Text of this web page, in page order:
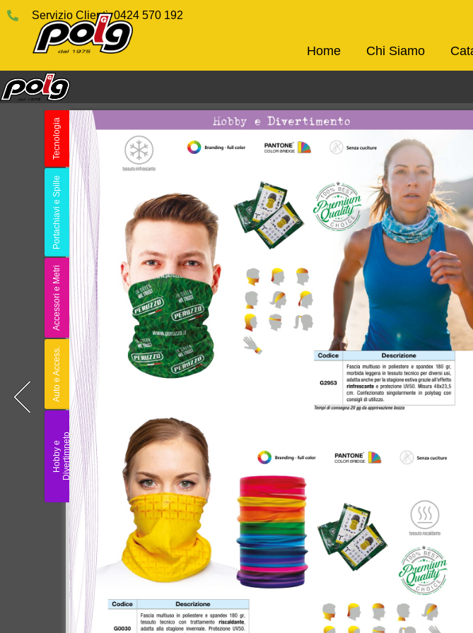
Servizio Clienti: 0424 570 192
Home Chi Siamo
Abbigliamento personalizzato, gadgets
pubblicitari e oggetti promozionali dal 1975.
Tecnologie di
Stampa
Sostenibilità
Via M.
0424
© 2025 Tutti i diritti riservati | Polg Group Srl – Società Benefit | C.F. e P.IVA 04575730249 |Sito
Capitale Sociale Euro 150.000 I.V.